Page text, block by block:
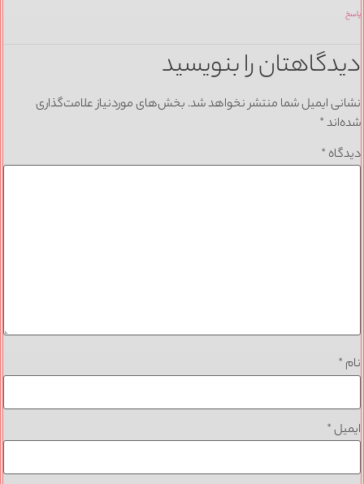
پاسخ
دیدگاهتان را بنویسید
نشانی ایمیل شما منتشر نخواهد شد. بخش‌های موردنیاز علامت‌گذاری
شده‌اند*
دیدگاه *
نام *
ایمیل*